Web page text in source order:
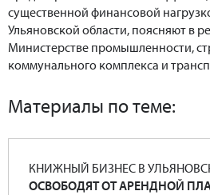
существенной финансовой
Ульяновской области, поясняют в
Министерстве промышленности,
коммунального комплекса и
Материалы по теме:
КНИЖНЫЙ БИЗНЕС В
ОСВОБОДЯТ ОТ АРЕНДНОЙ